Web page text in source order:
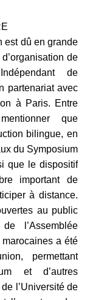
est dû en grande
de
de
partenariat avec
à Paris. Entre
que
bilingue, en
du Symposium
que le dispositif
important de
à distance.
au public
l’Assemblée
a été
permettant
et d’autres
l’Université de